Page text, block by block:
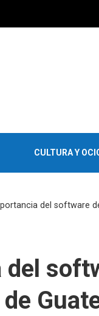
CULTURA Y
del software